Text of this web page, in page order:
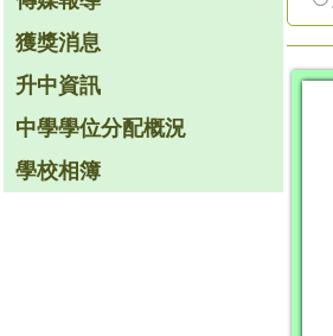
獲獎消息
升中資訊
中學學位分配概況
學校相簿